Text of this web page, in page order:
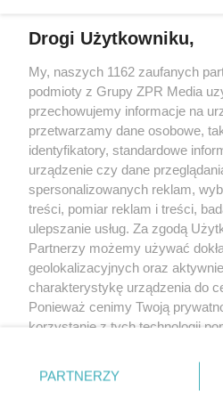
Żaden utwór zamieszczony w serwisie
rozpowszechniany lub dalej
tym także elektroniczny lub
eksploatacji w jakiejkolwiek formie,
Internecie bez pisemnej zgody
wykorzystanie utworów w całości lub w
bez właściwej zgody, jest zabronione
prawnie.
O nas
Informacje
Nasze serwisy
© 2026 Grupa
Drogi Użytkowniku,
My, naszych 1162 zaufanych
podmioty z Grupy ZPR Media
przechowujemy informacje na
przetwarzamy dane osobowe,
identyfikatory, standardowe
urządzenie czy dane
spersonalizowanych reklam,
treści, pomiar reklam i treści,
ulepszanie usług. Za zgodą
Partnerzy możemy używać
geolokalizacyjnych oraz
charakterystykę urządzenia do
Ponieważ cenimy Twoją
korzystanie z tych technologii
zmienić/wycofać klikając
znajdujący się w lewym dolnym
PARTNERZY